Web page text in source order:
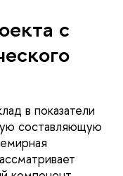
с
в показатели
составляющую